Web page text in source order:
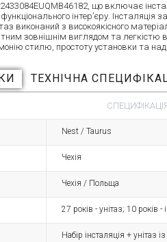
що включає
інтер’єру.
виконаний з високоякісного
зовнішнім виглядом та
стилю, простоту установки та
ТЕХНІЧНА
Nest / Taurus
Чехія
Чехія / Польща
27 років - унітаз; 10 років
Набір інсталяція + унітаз